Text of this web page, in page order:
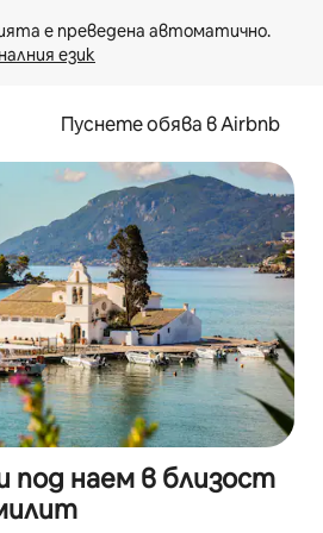
език
Пуснете обява в Airbnb
наем в близост